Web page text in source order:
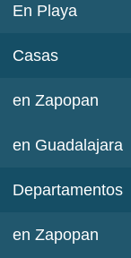
En Playa
Casas
en Zapopan
en Guadalajara
Departamentos
en Zapopan